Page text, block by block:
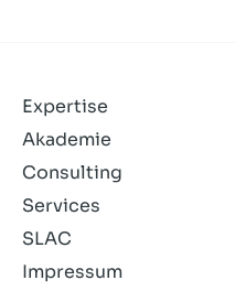
Expertise
Akademie
Consulting
Services
SLAC
Impressum